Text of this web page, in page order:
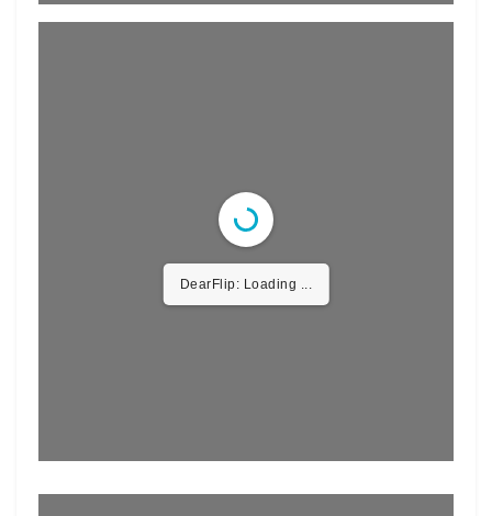
DearFlip: Loading ...